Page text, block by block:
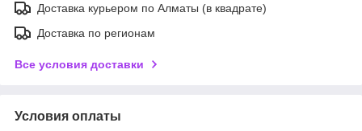
Доставка курьером по Алматы (в квадрате)
Доставка по регионам
Все условия доставки
Условия оплаты